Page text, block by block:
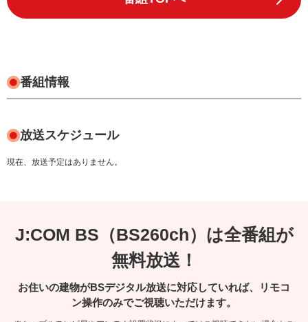
番組情報
放送スケジュール
現在、放送予定はありません。
J:COM BS（BS260ch）は全番組が
無料放送！
お住いの建物がBSデジタル放送に対応していれば、リモコ
ン操作のみでご視聴いただけます。